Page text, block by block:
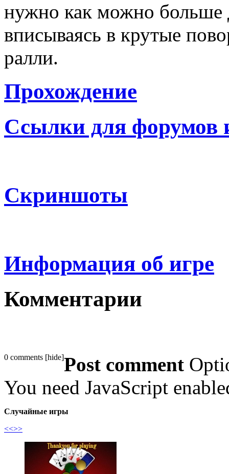
нужно как можно больше
вписываясь в крутые
ралли.
Прохождение
Ссылки для форумов
Скриншоты
Информация об игре
Комментарии
0 comments [hide]Post comment
You need JavaScript
Случайные игры
<<>>